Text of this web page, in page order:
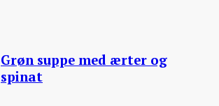
Grøn suppe med ærter og
spinat